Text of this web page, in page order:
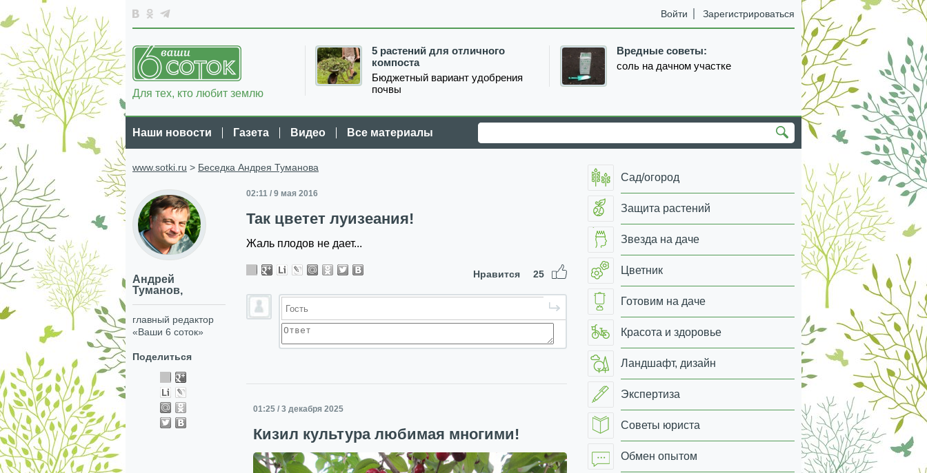
Войти Зарегистрироваться
5 растений для отличного
компоста
Бюджетный вариант удобрения
почвы
Вредные советы:
соль на дачном участке
Для тех, кто любит землю
Наши новости Газета Видео Все материалы
www.sotki.ru > Беседка Андрея Туманова
Андрей
Туманов,
главный редактор
«Ваши 6 соток»
Поделиться
02:11 / 9 мая 2016
Так цветет луизеания!
Жаль плодов не дает...
Нравится 25
01:25 / 3 декабря 2025
Кизил культура любимая многими!
Сад/огород
Защита растений
Звезда на даче
Цветник
Готовим на даче
Красота и здоровье
Ландшафт, дизайн
Экспертиза
Советы юриста
Обмен опытом